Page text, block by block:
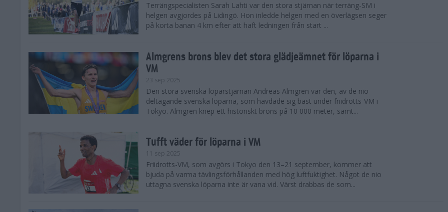
Terrängspecialisten Sarah Lahti var den stora stjärnan när terräng-SM i
helgen avgjordes på Lidingö. Hon inledde helgen med en överlägsen seger
på korta banan 4 km efter att haft ledningen från start ...
Almgrens brons blev det stora glädjeämnet för löparna i
VM
23 sep 2025
Den stora svenska löparstjärnan Andreas Almgren var den, av de nio
deltagande svenska löparna, som hävdade sig bäst under friidrotts-VM i
Tokyo. Almgren knep ett historiskt brons på 10 000 meter, samt...
Tufft väder för löparna i VM
11 sep 2025
Friidrotts-VM, som avgörs i Tokyo den 13–21 september, kommer att
bjuda på varma tävlingsförhållanden med hög luftfuktighet. Något de nio
uttagna svenska löparna inte är vana vid. Värst drabbas de som...